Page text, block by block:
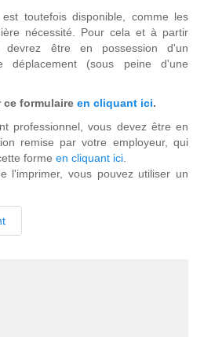
toutefois disponible, comme les
nécessité. Pour cela et à partir
devrez être en possession d'un
déplacement (sous peine d'une
ce formulaire en cliquant ici.
professionnel, vous devez être en
remise par votre employeur, qui
forme en cliquant ici
l'imprimer, vous pouvez utiliser un